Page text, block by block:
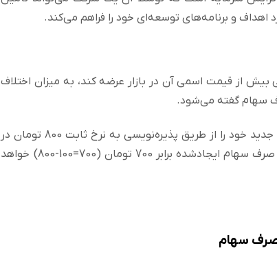
اهداف و برنامه‌های توسعه‌ای خود را فراهم می‌کند.
بیش از قیمت اسمی آن در بازار عرضه کند، به میزان اختلاف
سهام گفته می‌شود.
فرض کنید شرکتی مانند تملت سهام جدید خود را از طریق پذیره‌نویسی به نرخ ثابت 800 تومان در
بازار به فروش برساند در این شرایط صرف سهام ایجادشده برابر 700 تومان (700=100-800) خواهد
صرف سهام